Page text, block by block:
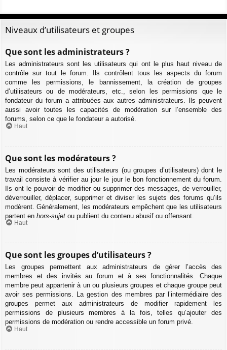
Niveaux d’utilisateurs et groupes
Que sont les administrateurs ?
Les administrateurs sont les utilisateurs qui ont le plus haut niveau de
contrôle sur tout le forum. Ils contrôlent tous les aspects du forum
comme les permissions, le bannissement, la création de groupes
d’utilisateurs ou de modérateurs, etc., selon les permissions que le
fondateur du forum a attribuées aux autres administrateurs. Ils peuvent
aussi avoir toutes les capacités de modération sur l’ensemble des
forums, selon ce que le fondateur a autorisé.
Haut
Que sont les modérateurs ?
Les modérateurs sont des utilisateurs (ou groupes d’utilisateurs) dont le
travail consiste à vérifier au jour le jour le bon fonctionnement du forum.
Ils ont le pouvoir de modifier ou supprimer des messages, de verrouiller,
déverrouiller, déplacer, supprimer et diviser les sujets des forums qu’ils
modèrent. Généralement, les modérateurs empêchent que les utilisateurs
partent en hors-sujet ou publient du contenu abusif ou offensant.
Haut
Que sont les groupes d’utilisateurs ?
Les groupes permettent aux administrateurs de gérer l’accès des
membres et des invités au forum et à ses fonctionnalités. Chaque
membre peut appartenir à un ou plusieurs groupes et chaque groupe peut
avoir ses permissions. La gestion des membres par l’intermédiaire des
groupes permet aux administrateurs de modifier rapidement les
permissions de plusieurs membres à la fois, telles qu’ajouter des
permissions de modération ou rendre accessible un forum privé.
Haut